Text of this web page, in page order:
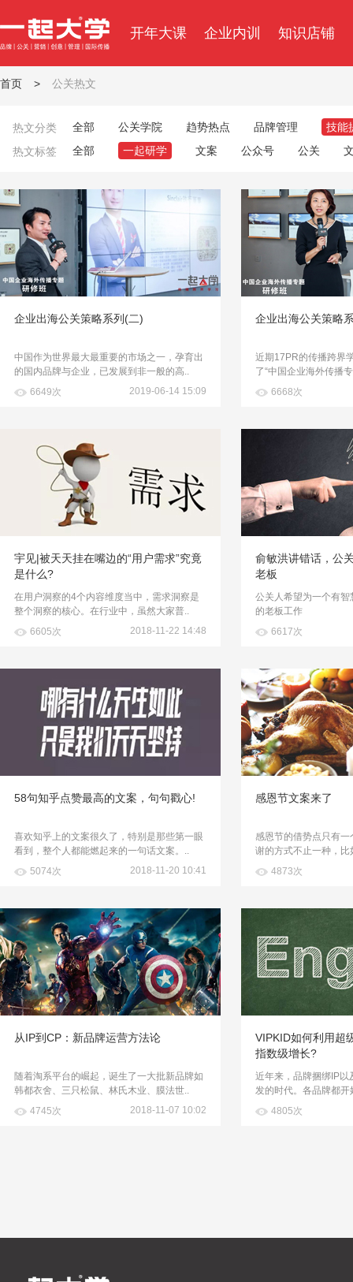
开年大课 企业内训 知识店铺
首页 > 公关热文
热文分类 全部 公关学院 趋势热点 品牌管理
技能
热文标签
全部 一起研学 文案 公众号 公关
企业出海公关策略系列(二)
中国作为世界最大最重要的市场之一，孕育出
的国内品牌与企业，已发展到非一般的高..
6649次
2019-06-14 15:09
企业出海公关策略
近期17PR的传播跨界
了“中国企业海外传播
6668次
宇见|被天天挂在嘴边的“用户需求”究竟
是什么?
在用户洞察的4个内容维度当中，需求洞察是
整个洞察的核心。在行业中，虽然大家普..
6605次
2018-11-22 14:48
俞敏洪讲错话，公
老板
公关人希望为一个有
的老板工作
6617次
58句知乎点赞最高的文案，句句戳心!
喜欢知乎上的文案很久了，特别是那些第一眼
看到，整个人都能燃起来的一句话文案。..
5074次
2018-11-20 10:41
感恩节文案来了
感恩节的借势点只有
谢的方式不止一种，比
4873次
从IP到CP：新品牌运营方法论
随着淘系平台的崛起，诞生了一大批新品牌如
韩都衣舍、三只松鼠、林氏木业、膜法世..
4745次
2018-11-07 10:02
VIPKID如何利用超
指数级增长?
近年来，品牌捆绑IP以
发的时代。各品牌都开
4805次